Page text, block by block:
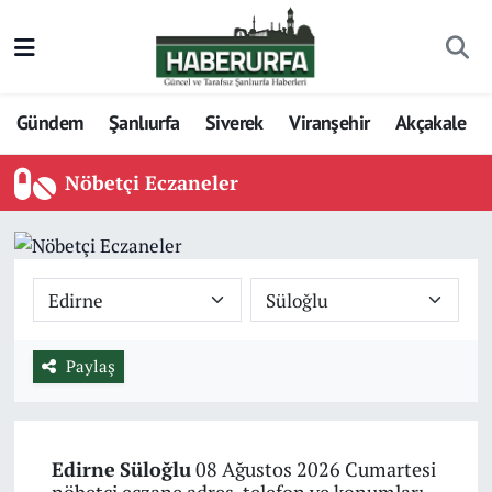
Gündem Şanlıurfa Siverek Viranşehir Akçakale
Nöbetçi Eczaneler
Paylaş
Edirne Süloğlu08 Ağustos 2026 Cumartesi